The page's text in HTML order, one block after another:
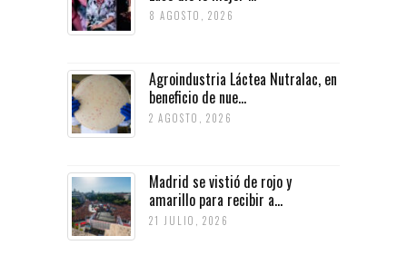
8 AGOSTO, 2026
Agroindustria Láctea Nutralac, en
beneficio de nue...
2 AGOSTO, 2026
Madrid se vistió de rojo y
amarillo para recibir a...
21 JULIO, 2026